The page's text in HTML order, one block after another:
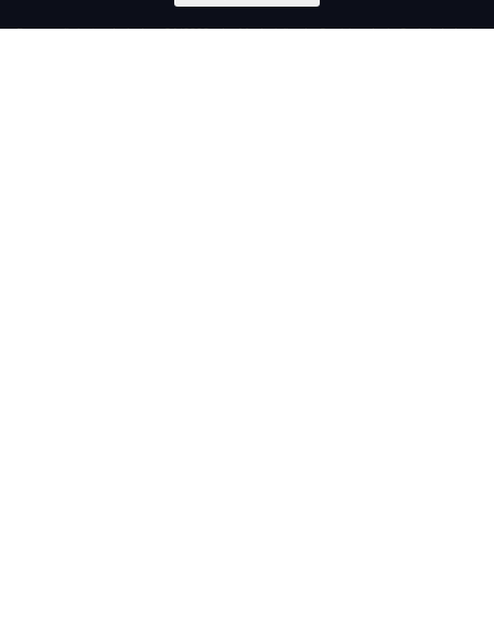
En cumplimiento de la Ley 34/2002, de 11 de julio de Servicios de la Sociedad de la